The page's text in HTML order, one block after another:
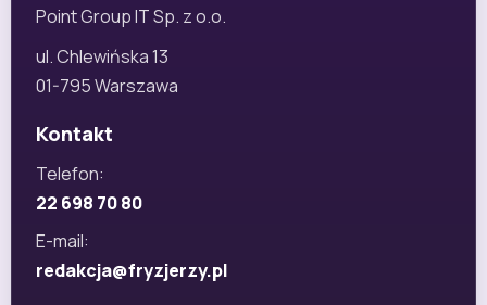
Point Group IT Sp. z o.o.
ul. Chlewińska 13
01-795 Warszawa
Kontakt
Telefon:
22 698 70 80
E-mail:
redakcja@fryzjerzy.pl